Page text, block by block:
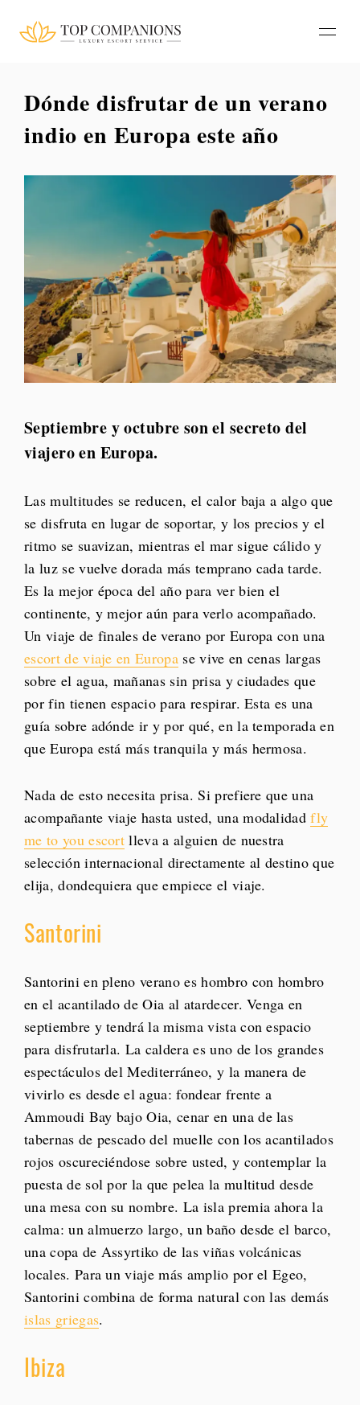
Dónde disfrutar de un verano
indio en Europa este año
Septiembre y octubre son el secreto del
viajero en Europa.
Las multitudes se reducen, el calor baja a algo que
se disfruta en lugar de soportar, y los precios y el
ritmo se suavizan, mientras el mar sigue cálido y
la luz se vuelve dorada más temprano cada tarde.
Es la mejor época del año para ver bien el
continente, y mejor aún para verlo acompañado.
Un viaje de finales de verano por Europa con una
escort de viaje en Europa se vive en cenas largas
sobre el agua, mañanas sin prisa y ciudades que
por fin tienen espacio para respirar. Esta es una
guía sobre adónde ir y por qué, en la temporada en
que Europa está más tranquila y más hermosa.
Nada de esto necesita prisa. Si prefiere que una
acompañante viaje hasta usted, una modalidadfly
me to you escort lleva a alguien de nuestra
selección internacional directamente al destino que
elija, dondequiera que empiece el viaje.
Santorini
Santorini en pleno verano es hombro con hombro
en el acantilado de Oia al atardecer. Venga en
septiembre y tendrá la misma vista con espacio
para disfrutarla. La caldera es uno de los grandes
espectáculos del Mediterráneo, y la manera de
vivirlo es desde el agua: fondear frente a
Ammoudi Bay bajo Oia, cenar en una de las
tabernas de pescado del muelle con los acantilados
rojos oscureciéndose sobre usted, y contemplar la
puesta de sol por la que pelea la multitud desde
una mesa con su nombre. La isla premia ahora la
calma: un almuerzo largo, un baño desde el barco,
una copa de Assyrtiko de las viñas volcánicas
locales. Para un viaje más amplio por el Egeo,
Santorini combina de forma natural con las demás
islas griegas.
Ibiza